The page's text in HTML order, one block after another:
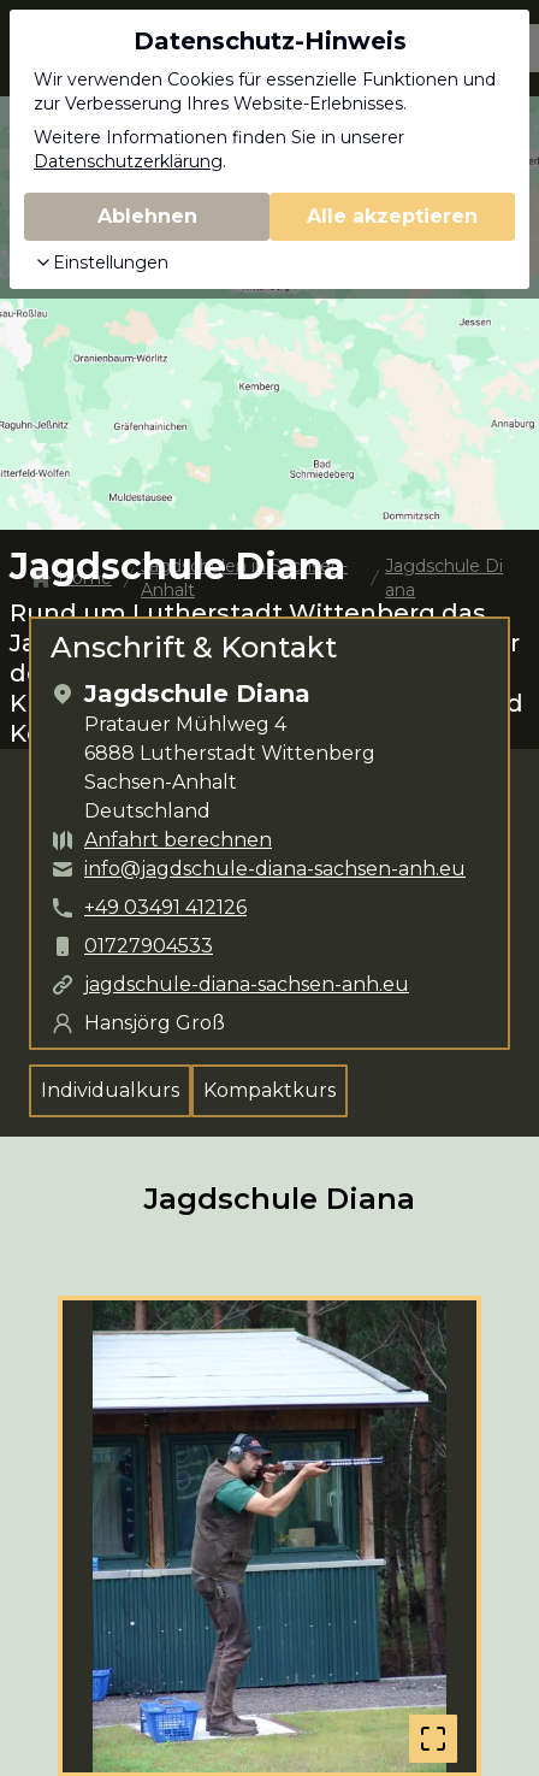
Jagdschein.com
Jagdschule Diana
Rund umLutherstadt Wittenbergdas
Jagen lernen. Hansjörg Groß
steht dir für
deine Anliegen zur Verfügung. Das
Kursangebot umfasst Individualkurs und
Kompaktkurs.
Home
Jagdschulen inSachsen-
Anhalt
Jagdschule Di
ana
Anschrift & Kontakt
Jagdschule Diana
Pratauer Mühlweg 4
6888 Lutherstadt Wittenberg
Sachsen-Anhalt
Deutschland
Anfahrt berechnen
info@jagdschule-diana-sachsen-anh.eu
+49 03491 412126
01727904533
jagdschule-diana-sachsen-anh.eu
Hansjörg Groß
Individualkurs Kompaktkurs
Jagdschule Diana
Datenschutz-Hinweis
Wir verwenden Cookies für essenzielle Funktionen und
zur Verbesserung Ihres Website-Erlebnisses.
Weitere Informationen finden Sie in unserer
Datenschutzerklärung.
Ablehnen Alle akzeptieren
Einstellungen